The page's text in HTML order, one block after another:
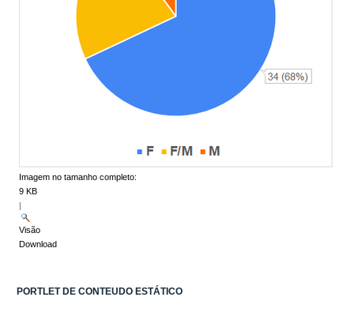
Imagem no tamanho completo:
9 KB
|
Visão
Download
PORTLET DE CONTEUDO ESTÁTICO